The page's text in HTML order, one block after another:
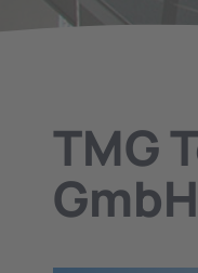
TMG
GmbH